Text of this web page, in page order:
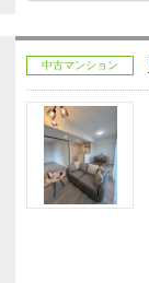
中古マンション